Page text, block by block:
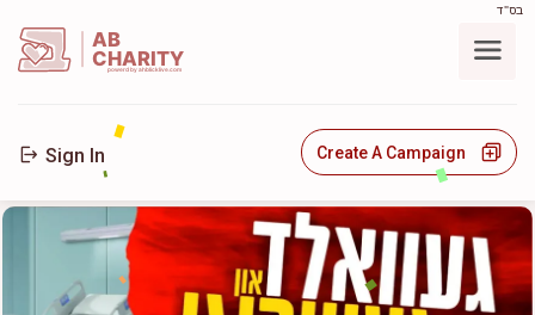
בס"ד
AB
CHARITY
powerd by ahblicklive.com
Sign In Create A Campaign